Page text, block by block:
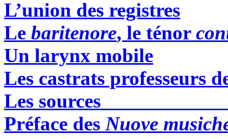
L’union des registres
Le baritenore, le ténor
Un larynx mobile
Les castrats professeurs
Les sources
Préface des Nuove